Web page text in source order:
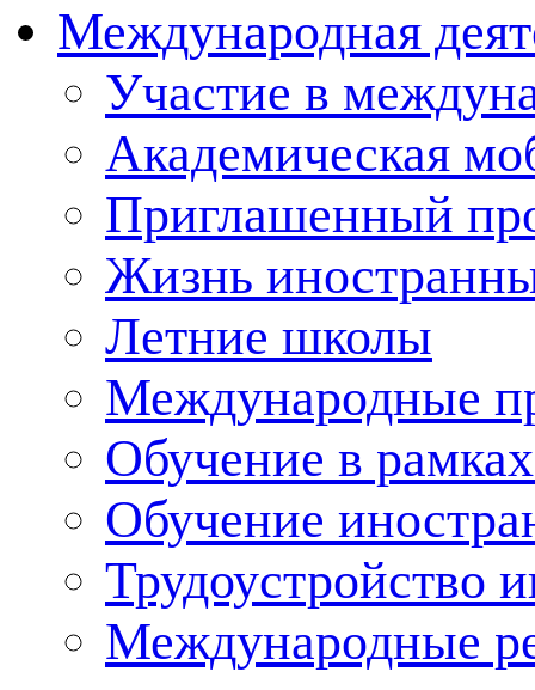
Международная
Участие в
Академическая
Приглашенный
Жизнь
Летние школы
Международные
Обучение в
Обучение
Трудоустройство
Международные